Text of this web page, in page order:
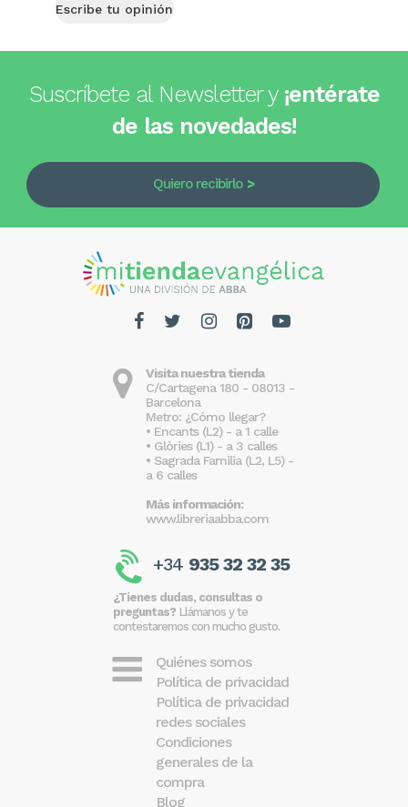
Escribe tu opinión
Suscríbete al Newsletter y ¡entérate
de las novedades!
Quiero recibirlo
Visita nuestra tienda
C/Cartagena 180 - 08013 -
Barcelona
Metro: ¿Cómo llegar?
• Encants (L2) - a 1 calle
• Glòries (L1) - a 3 calles
• Sagrada Familia (L2, L5) -
a 6 calles
Más información:
www.libreriaabba.com
+34 935 32 32 35
¿Tienes dudas, consultas o
preguntas? Llámanos y te
contestaremos con mucho gusto.
Quiénes somos
Política de privacidad
Política de privacidad
redes sociales
Condiciones
generales de la
compra
Blog